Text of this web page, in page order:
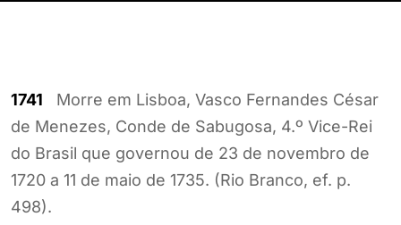
1741 Morre em Lisboa, Vasco Fernandes César
de Menezes, Conde de Sabugosa, 4.º Vice-Rei
do Brasil que governou de 23 de novembro de
1720 a 11 de maio de 1735. (Rio Branco, ef. p.
498).